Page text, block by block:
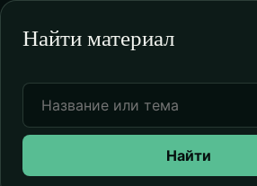
Найти материал
Найти